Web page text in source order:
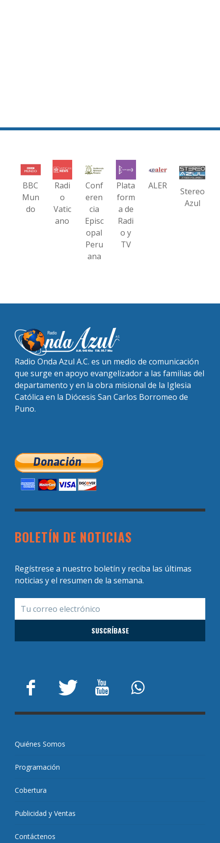
BBC
Mun
do
Radi
o
Vatic
ano
Conf
eren
cia
Episc
opal
Peru
ana
Plata
form
a de
Radi
o y
TV
ALER
Stereo
Azul
Radio Onda Azul A.C. es un medio de comunicación
que surge en apoyo evangelizador a las familias del
departamento y en la obra misional de la Iglesia
Católica en la Diócesis San Carlos Borromeo de
Puno.
BOLETÍN DE NOTICIAS
Regístrese a nuestro boletín y reciba las últimas
noticias y el resumen de la semana.
Quiénes Somos
Programación
Cobertura
Publicidad y Ventas
Contáctenos